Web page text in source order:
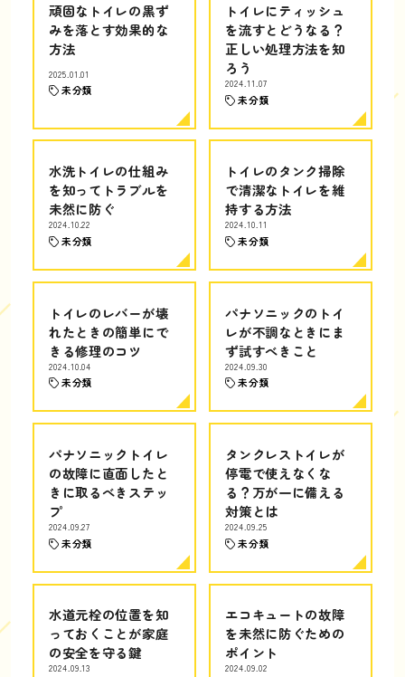
頑固なトイレの黒ず
みを落とす効果的な
方法
2025.01.01
未分類
トイレにティッシュ
を流すとどうなる？
正しい処理方法を知
ろう
2024.11.07
未分類
水洗トイレの仕組み
を知ってトラブルを
未然に防ぐ
2024.10.22
未分類
トイレのタンク掃除
で清潔なトイレを維
持する方法
2024.10.11
未分類
トイレのレバーが壊
れたときの簡単にで
きる修理のコツ
2024.10.04
未分類
パナソニックのトイ
レが不調なときにま
ず試すべきこと
2024.09.30
未分類
パナソニックトイレ
の故障に直面したと
きに取るべきステッ
プ
2024.09.27
未分類
タンクレストイレが
停電で使えなくな
る？万が一に備える
対策とは
2024.09.25
未分類
水道元栓の位置を知
っておくことが家庭
の安全を守る鍵
2024.09.13
エコキュートの故障
を未然に防ぐための
ポイント
2024.09.02